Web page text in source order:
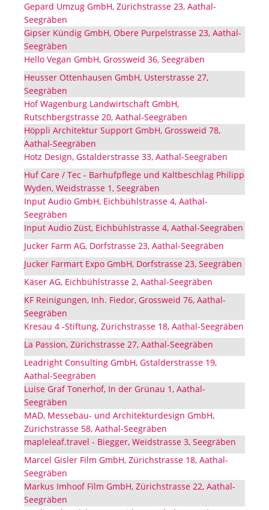
Gepard Umzug GmbH, Zürichstrasse 23, Aathal-
Seegräben
Gipser Kündig GmbH, Obere Purpelstrasse 23, Aathal-
Seegräben
Hello Vegan GmbH, Grossweid 36, Seegräben
Heusser Ottenhausen GmbH, Usterstrasse 27,
Seegräben
Hof Wagenburg Landwirtschaft GmbH,
Rutschbergstrasse 20, Aathal-Seegräben
Höppli Architektur Support GmbH, Grossweid 78,
Aathal-Seegräben
Hotz Design, Gstalderstrasse 33, Aathal-Seegräben
Huf Care / Tec - Barhufpflege und Kaltbeschlag Philipp
Wyden, Weidstrasse 1, Seegräben
Input Audio GmbH, Eichbühlstrasse 4, Aathal-
Seegräben
Input Audio Züst, Eichbühlstrasse 4, Aathal-Seegräben
Jucker Farm AG, Dorfstrasse 23, Aathal-Seegräben
Jucker Farmart Expo GmbH, Dorfstrasse 23, Seegräben
Käser AG, Eichbühlstrasse 2, Aathal-Seegräben
KF Reinigungen, Inh. Fiedor, Grossweid 76, Aathal-
Seegräben
Kresau 4 -Stiftung, Zürichstrasse 18, Aathal-Seegräben
La Passion, Zürichstrasse 27, Aathal-Seegräben
Leadright Consulting GmbH, Gstalderstrasse 19,
Aathal-Seegräben
Luise Graf Tonerhof, In der Grünau 1, Aathal-
Seegräben
MAD, Messebau- und Architekturdesign GmbH,
Zürichstrasse 58, Aathal-Seegräben
mapleleaf.travel - Biegger, Weidstrasse 3, Seegräben
Marcel Gisler Film GmbH, Zürichstrasse 18, Aathal-
Seegräben
Markus Imhoof Film GmbH, Zürichstrasse 22, Aathal-
Seegräben